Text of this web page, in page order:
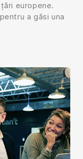
europene.
a găsi una